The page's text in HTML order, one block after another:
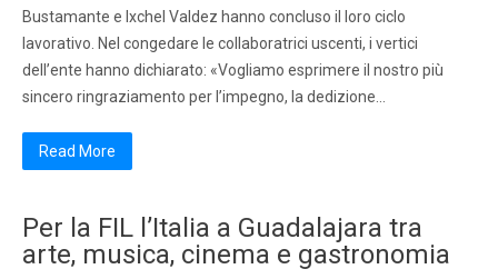
Bustamante e Ixchel Valdez hanno concluso il loro ciclo
lavorativo. Nel congedare le collaboratrici uscenti, i vertici
dell’ente hanno dichiarato: «Vogliamo esprimere il nostro più
sincero ringraziamento per l’impegno, la dedizione…
Read More
Per la FIL l’Italia a Guadalajara tra
arte, musica, cinema e gastronomia